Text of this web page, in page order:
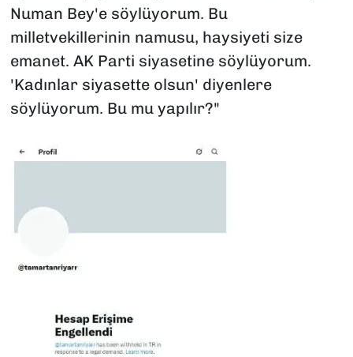
Numan Bey'e söylüyorum. Bu
milletvekillerinin namusu, haysiyeti size
emanet. AK Parti siyasetine söylüyorum.
'Kadınlar siyasette olsun' diyenlere
söylüyorum. Bu mu yapılır?"